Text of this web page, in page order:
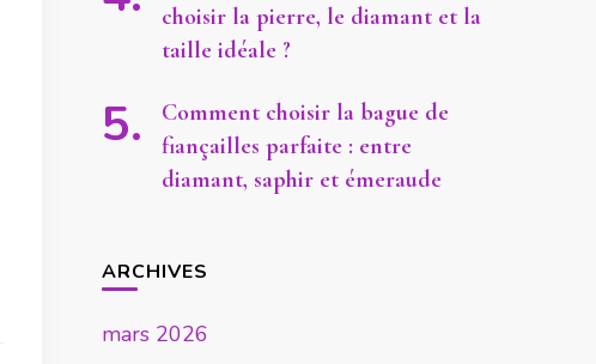
choisir la pierre, le diamant et la
taille idéale ?
Comment choisir la bague de
fiançailles parfaite : entre
diamant, saphir et émeraude
ARCHIVES
mars 2026